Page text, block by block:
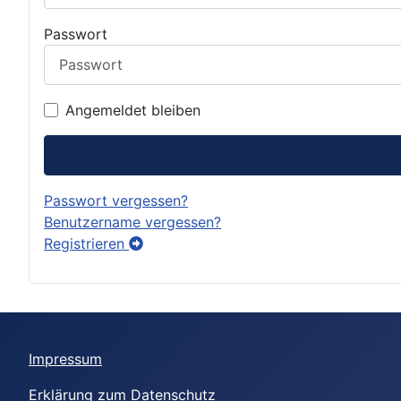
Passwort
Angemeldet bleiben
Passwort vergessen?
Benutzername vergessen?
Registrieren
Impressum
Erklärung zum Datenschutz